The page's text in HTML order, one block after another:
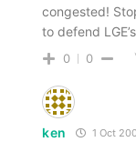
congested!
to defend
0 0
ken 1 Oct